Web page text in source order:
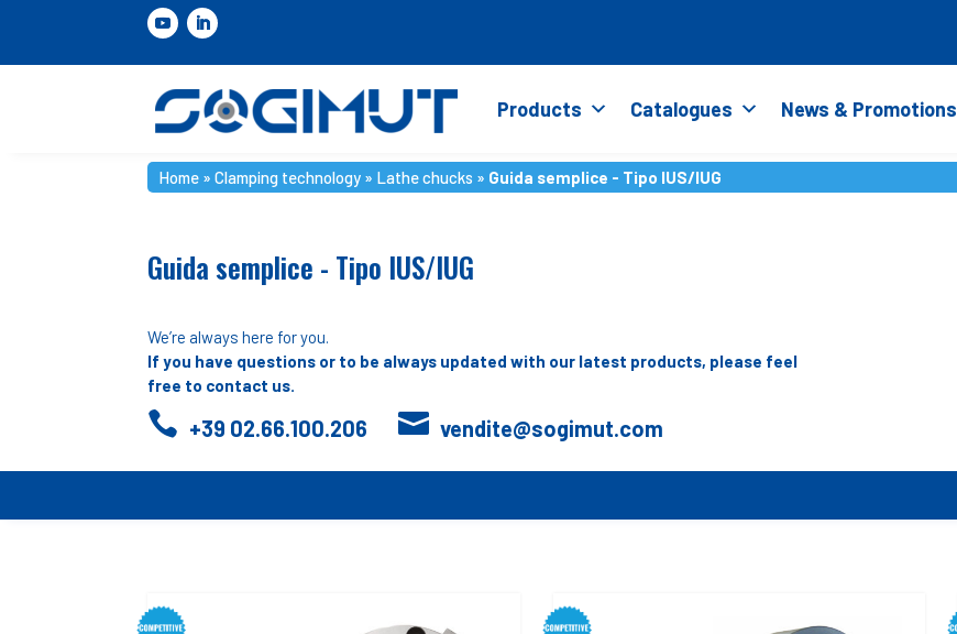
Products Catalogues News & Promotions
Home »Clamping technology » Lathe chucks » Guida semplice - Tipo IUS/IUG
Guida semplice - Tipo IUS/IUG
We’re always here for you.
If you have questions or to be always updated with our latest products, please feel
free to contact us.
 +39 02.66.100.206  vendite@sogimut.com